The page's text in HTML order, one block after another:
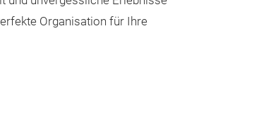
Organisation für Ihre